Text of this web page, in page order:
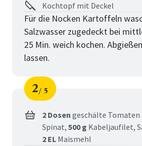
Kochtopf mit Deckel
Für die Nocken Kartoffeln
Salzwasser zugedeckt bei
25 Min. weich kochen.
lassen.
Schritt
2
von
5
2 Dosen geschälte Tomaten
Spinat, 500 g Kabeljaufilet,
2 EL Maismehl